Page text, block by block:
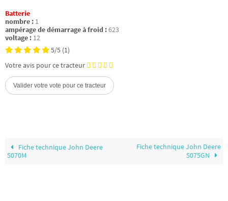
Batterie
nombre : 1
ampérage de démarrage à froid :623
voltage : 12
5/5 (1)
Votre avis pour ce tracteur
Fiche technique John Deere
5070M
Fiche technique John Deere
5075GN